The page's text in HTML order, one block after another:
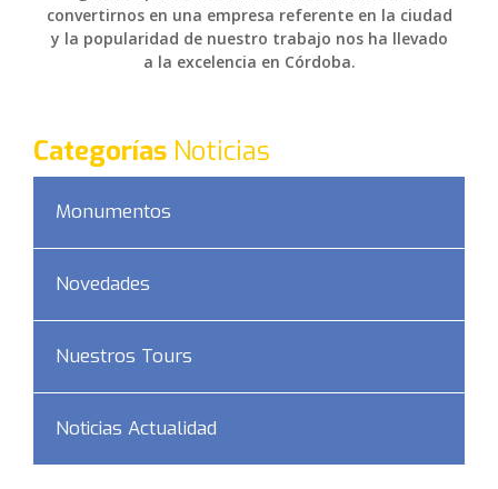
convertirnos en una empresa referente en la ciudad
y la popularidad de nuestro trabajo nos ha llevado
a la excelencia en Córdoba.
Categorías Noticias
Monumentos
Novedades
Nuestros Tours
Noticias Actualidad